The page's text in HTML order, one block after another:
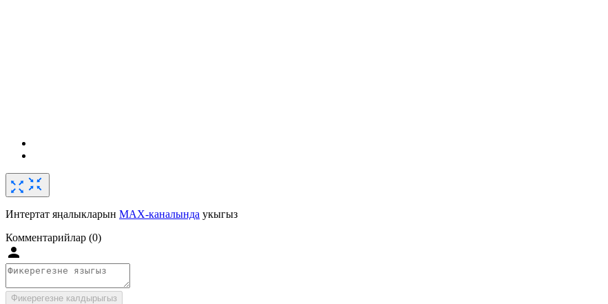
Интертат яңалыкларын MAX-каналында укыгыз
Комментарийлар (0)
Фикерегезне калдырыгыз